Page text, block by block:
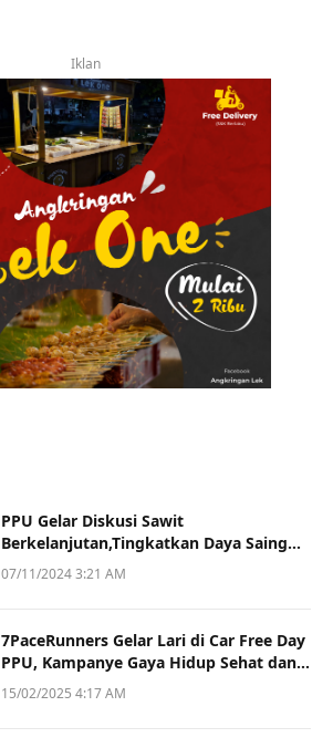
Iklan
PPU Gelar Diskusi Sawit
Berkelanjutan,Tingkatkan Daya Saing
dan Kualitas
07/11/2024 3:21 AM
7PaceRunners Gelar Lari di Car Free Day
PPU, Kampanye Gaya Hidup Sehat dan
Dukung UMKM
15/02/2025 4:17 AM